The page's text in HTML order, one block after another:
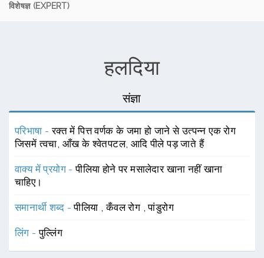
विशेषज्ञ (EXPERT)
हलदिया
संज्ञा
परिभाषा -रक्त में पित्त वर्णक के जमा हो जाने से उत्पन्न एक रोग
जिसमें त्वचा, आँख के श्वेतपटल, आदि पीले पड़ जाते हैं
वाक्य में प्रयोग -पीलिया होने पर मसालेदार खाना नहीं खाना
चाहिए।
समानार्थी शब्द -पीलिया ,कँवल रोग ,पांडुरोग
लिंग -पुल्लिंग